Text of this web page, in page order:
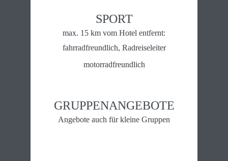
SPORT
max. 15 km vom Hotel entfernt:
fahrradfreundlich, Radreiseleiter
motorradfreundlich
GRUPPENANGEBOTE
Angebote auch für kleine Gruppen